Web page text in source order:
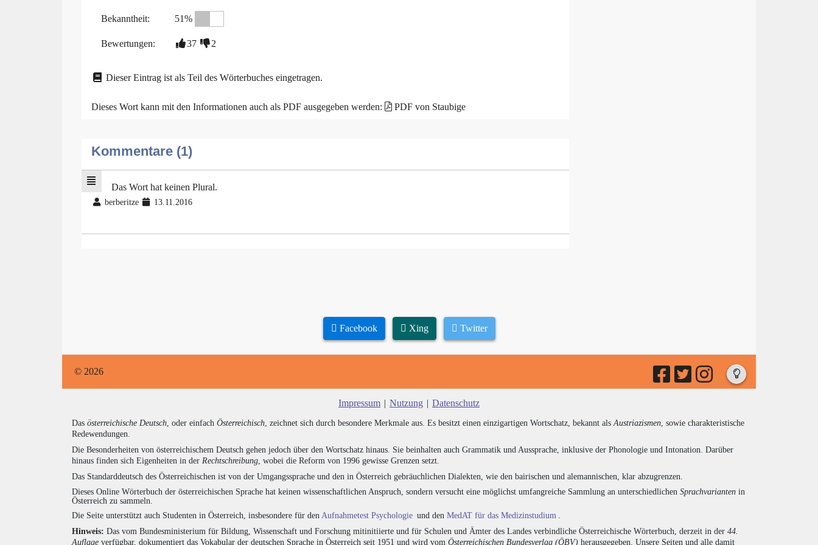
Bekanntheit: 51%
Bewertungen: 37 2
Dieser Eintrag ist als Teil des Wörterbuches eingetragen.
Dieses Wort kann mit den Informationen auch als PDF ausgegeben werden: PDF von Staubige
Kommentare (1)
Das Wort hat keinen Plural.
berberitze 13.11.2016
Facebook Xing Twitter
© 2026
Impressum | Nutzung | Datenschutz
Das österreichische Deutsch , oder einfach Österreichisch , zeichnet sich durch besondere Merkmale aus. Es besitzt einen einzigartigen Wortschatz, bekannt als Austriazismen , sowie charakteristische
Redewendungen.
Die Besonderheiten von österreichischem Deutsch gehen jedoch über den Wortschatz hinaus. Sie beinhalten auch Grammatik und Aussprache, inklusive der Phonologie und Intonation. Darüber
hinaus finden sich Eigenheiten in der Rechtschreibung , wobei die Reform von 1996 gewisse Grenzen setzt.
Das Standarddeutsch des Österreichischen ist von der Umgangssprache und den in Österreich gebräuchlichen Dialekten, wie den bairischen und alemannischen, klar abzugrenzen.
Dieses Online Wörterbuch der österreichischen Sprache hat keinen wissenschaftlichen Anspruch, sondern versucht eine möglichst umfangreiche Sammlung an unterschiedlichen Sprachvarianten in
Österreich zu sammeln.
Die Seite unterstützt auch Studenten in Österreich, insbesondere für den Aufnahmetest Psychologie und den MedAT für das Medizinstudium
Hinweis: Das vom Bundesministerium für Bildung, Wissenschaft und Forschung mitinitiierte und für Schulen und Ämter des Landes verbindliche Österreichische Wörterbuch, derzeit in der 44.
Auflage verfügbar, dokumentiert das Vokabular der deutschen Sprache in Österreich seit 1951 und wird vom Österreichischen Bundesverlag (ÖBV) herausgegeben. Unsere Seiten und alle damit